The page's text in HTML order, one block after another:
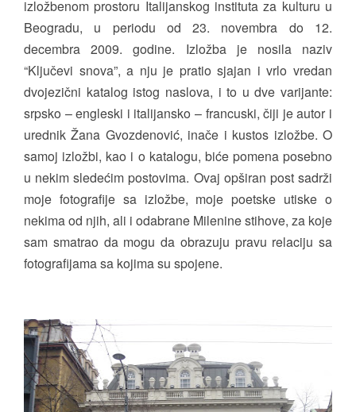
izložbenom prostoru Italijanskog instituta za kulturu u
Beogradu, u periodu od 23. novembra do 12.
decembra 2009. godine. Izložba je nosila naziv
“Ključevi snova”, a nju je pratio sjajan i vrlo vredan
dvojezični katalog istog naslova, i to u dve varijante:
srpsko – engleski i italijansko – francuski, čiji je autor i
urednik Žana Gvozdenović, inače i kustos izložbe. O
samoj izložbi, kao i o katalogu, biće pomena posebno
u nekim sledećim postovima. Ovaj opširan post sadrži
moje fotografije sa izložbe, moje poetske utiske o
nekima od njih, ali i odabrane Milenine stihove, za koje
sam smatrao da mogu da obrazuju pravu relaciju sa
fotografijama sa kojima su spojene.